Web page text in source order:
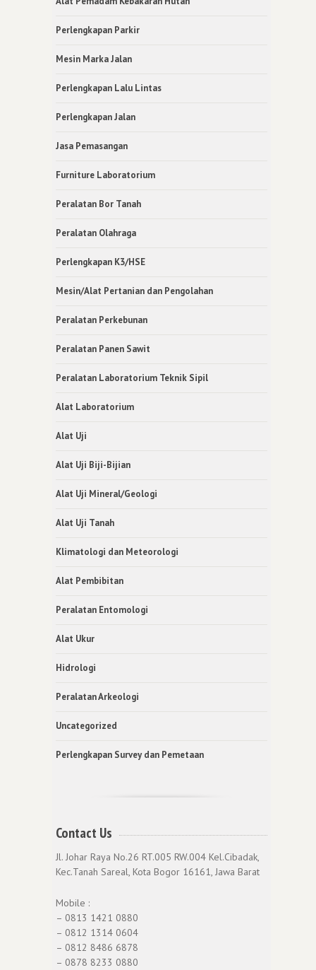
Perlengkapan Parkir
Mesin Marka Jalan
Perlengkapan Lalu Lintas
Perlengkapan Jalan
Jasa Pemasangan
Furniture Laboratorium
Peralatan Bor Tanah
Peralatan Olahraga
Perlengkapan K3/HSE
Mesin/Alat Pertanian dan Pengolahan
Peralatan Perkebunan
Peralatan Panen Sawit
Peralatan Laboratorium Teknik Sipil
Alat Laboratorium
Alat Uji
Alat Uji Biji-Bijian
Alat Uji Mineral/Geologi
Alat Uji Tanah
Klimatologi dan Meteorologi
Alat Pembibitan
Peralatan Entomologi
Alat Ukur
Hidrologi
Peralatan Arkeologi
Uncategorized
Perlengkapan Survey dan Pemetaan
Contact Us
Jl. Johar Raya No.26 RT.005 RW.004 Kel.Cibadak,
Kec.Tanah Sareal, Kota Bogor 16161, Jawa Barat
Mobile :
– 0813 1421 0880
– 0812 1314 0604
– 0812 8486 6878
– 0878 8233 0880